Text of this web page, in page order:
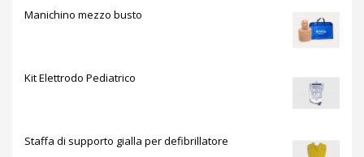
Manichino mezzo busto
Kit Elettrodo Pediatrico
Staffa di supporto gialla per defibrillatore